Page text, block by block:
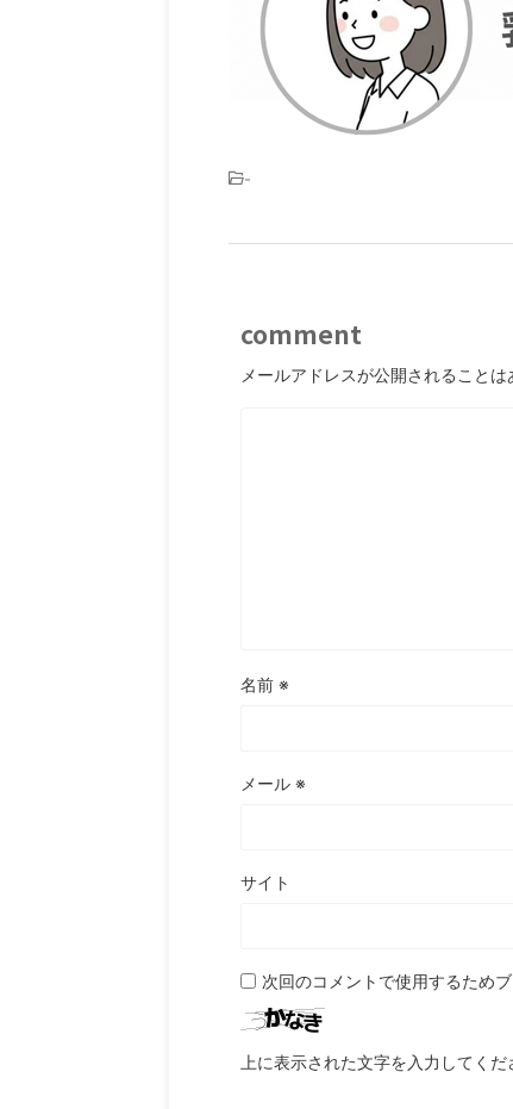
-
comment
メールアドレスが公開されることは
名前 ※
メール ※
サイト
次回のコメントで使用するため
上に表示された文字を入力してくだ